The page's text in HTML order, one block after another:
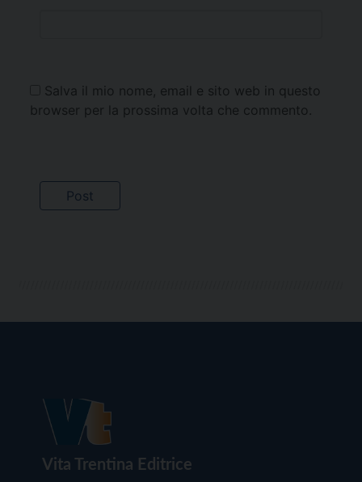
Salva il mio nome, email e sito web in questo
browser per la prossima volta che commento.
Vita Trentina Editrice